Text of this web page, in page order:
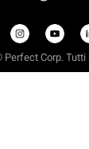
Perfect Corp. Tutti